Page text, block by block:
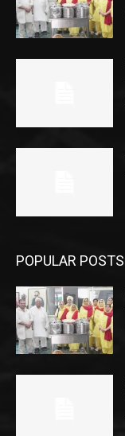
POPULAR POSTS